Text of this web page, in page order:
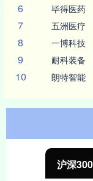
6 毕得医药
7 五洲医疗
8 一博科技
9 耐科装备
10 朗特智能
北证50